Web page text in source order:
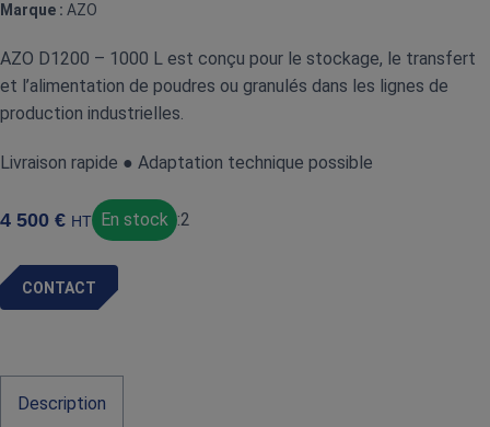
Marque : AZO
AZO D1200 – 1000 L est conçu pour le stockage, le transfert
et l’alimentation de poudres ou granulés dans les lignes de
production industrielles.
Livraison rapide ● Adaptation technique possible
4 500 € HT En stock :2
CONTACT
Description